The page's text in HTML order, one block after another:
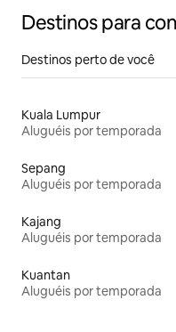
Destinos para
Destinos perto de você
Kuala Lumpur
Aluguéis por temporada
Sepang
Aluguéis por temporada
Kajang
Aluguéis por temporada
Kuantan
Aluguéis por temporada